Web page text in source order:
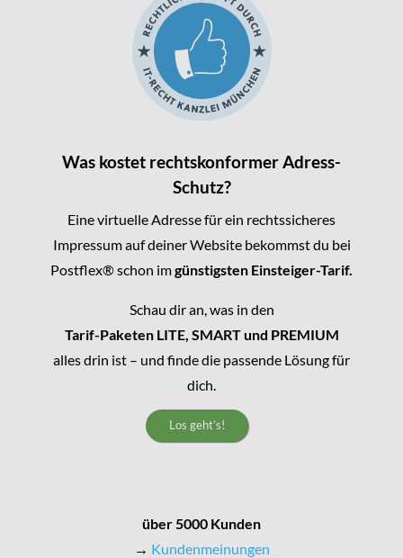
Was kostet rechtskonformer Adress-
Schutz?
Eine virtuelle Adresse für ein rechtssicheres
Impressum auf deiner Website bekommst du bei
Postflex® schon imgünstigsten Einsteiger-Tarif.
Schau dir an, was in den
Tarif-Paketen LITE, SMART und PREMIUM
alles drin ist – und finde die passende Lösung für
dich.
Los geht’s!
über 5000 Kunden
→ Kundenmeinungen